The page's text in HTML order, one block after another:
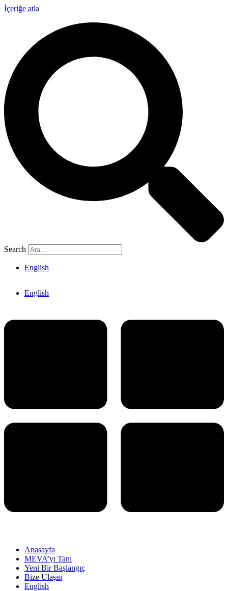
İçeriğe atla
Search
English
English
Anasayfa
MEVA’yı Tanı
Yeni Bir Başlangıç
Bize Ulaşın
English